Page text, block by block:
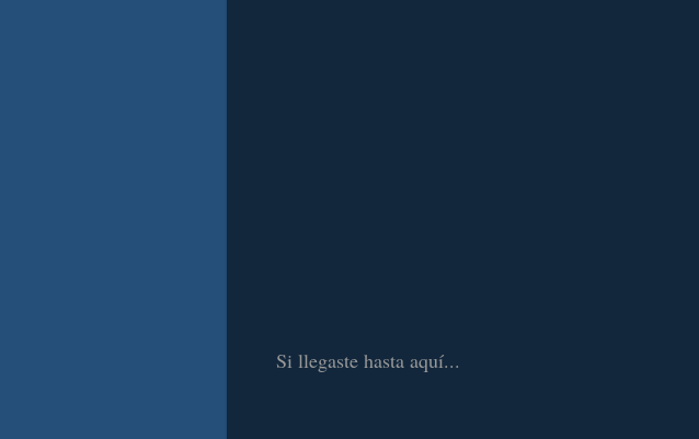
Si llegaste hasta aquí...